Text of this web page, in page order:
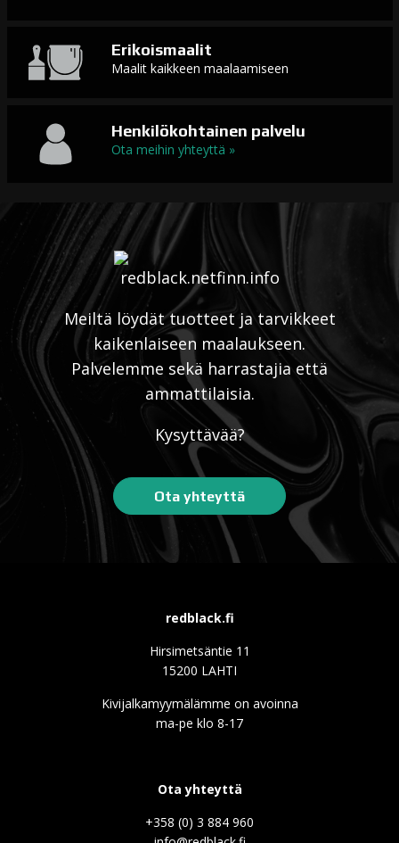
Erikoismaalit
Maalit kaikkeen maalaamiseen
Henkilökohtainen palvelu
Ota meihin yhteyttä »
Meiltä löydät tuotteet ja tarvikkeet
kaikenlaiseen maalaukseen.
Palvelemme sekä harrastajia että
ammattilaisia.
Kysyttävää?
Ota yhteyttä
redblack.fi
Hirsimetsäntie 11
15200 LAHTI
Kivijalkamyymälämme on avoinna
ma-pe klo 8-17
Ota yhteyttä
+358 (0) 3 884 960